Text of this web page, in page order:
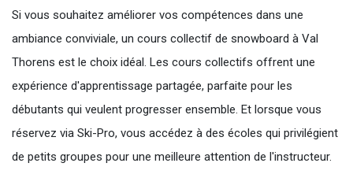
Si vous souhaitez améliorer vos compétences dans une
ambiance conviviale, un cours collectif de snowboard à Val
Thorens est le choix idéal. Les cours collectifs offrent une
expérience d'apprentissage partagée, parfaite pour les
débutants qui veulent progresser ensemble. Et lorsque vous
réservez via Ski-Pro, vous accédez à des écoles qui privilégient
de petits groupes pour une meilleure attention de l'instructeur.